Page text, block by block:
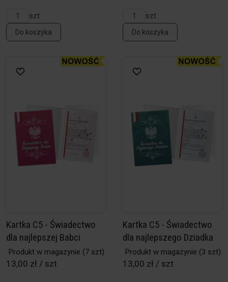
szt
Do koszyka
szt
Do koszyka
Kartka C5 - Świadectwo
dla najlepszej Babci
Produkt w magazynie (7 szt)
13,00 zł / szt
Kartka C5 - Świadectwo
dla najlepszego Dziadka
Produkt w magazynie (3 szt)
13,00 zł / szt